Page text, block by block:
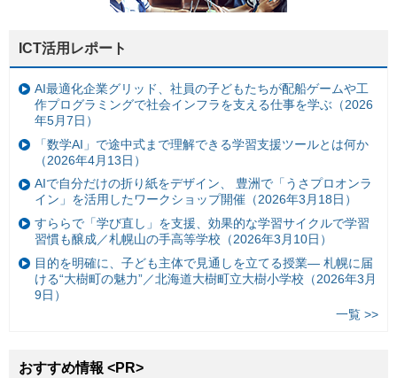
ICT活用レポート
AI最適化企業グリッド、社員の子どもたちが配船ゲームや工
作プログラミングで社会インフラを支える仕事を学ぶ（2026
年5月7日）
「数学AI」で途中式まで理解できる学習支援ツールとは何か
（2026年4月13日）
AIで自分だけの折り紙をデザイン、 豊洲で「うさプロオンラ
イン」を活用したワークショップ開催（2026年3月18日）
すららで「学び直し」を支援、効果的な学習サイクルで学習
習慣も醸成／札幌山の手高等学校（2026年3月10日）
目的を明確に、子ども主体で見通しを立てる授業— 札幌に届
ける“大樹町の魅力”／北海道大樹町立大樹小学校（2026年3月
9日）
一覧 >>
おすすめ情報 <PR>